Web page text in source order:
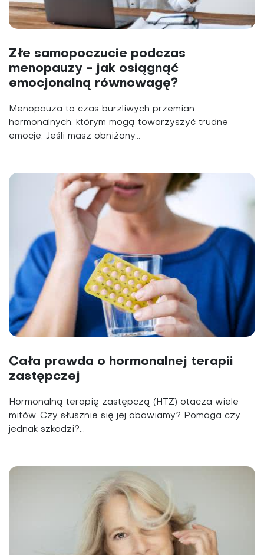
Złe samopoczucie podczas
menopauzy - jak osiągnąć
emocjonalną równowagę?
Menopauza to czas burzliwych przemian
hormonalnych, którym mogą towarzyszyć trudne
emocje. Jeśli masz obniżony...
Cała prawda o hormonalnej terapii
zastępczej
Hormonalną terapię zastępczą (HTZ) otacza wiele
mitów. Czy słusznie się jej obawiamy? Pomaga czy
jednak szkodzi?...